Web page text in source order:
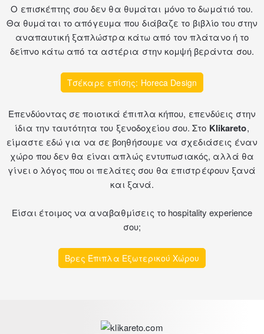
Ο επισκέπτης σου δεν θα θυμάται μόνο το δωμάτιό του.
Θα θυμάται το απόγευμα που διάβαζε το βιβλίο του στην
αναπαυτική ξαπλώστρα κάτω από τον πλάτανο ή το
δείπνο κάτω από τα αστέρια στην κομψή βεράντα σου.
Τσέκαρε επίσης: Horeca Design
Επενδύοντας σε ποιοτικά έπιπλα κήπου, επενδύεις στην
ίδια την ταυτότητα του ξενοδοχείου σου. Στο Klikareto,
είμαστε εδώ για να σε βοηθήσουμε να σχεδιάσεις έναν
χώρο που δεν θα είναι απλώς εντυπωσιακός, αλλά θα
γίνει ο λόγος που οι πελάτες σου θα επιστρέφουν ξανά
και ξανά.
Είσαι έτοιμος να αναβαθμίσεις το hospitality experience
σου;
Βρες Έπιπλα Εξωτερικού Χώρου